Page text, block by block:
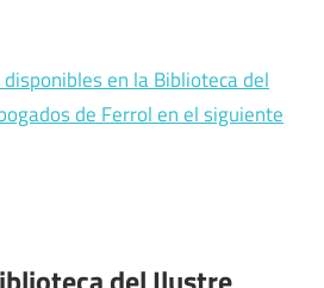
en la Biblioteca del
de Ferrol en el siguiente